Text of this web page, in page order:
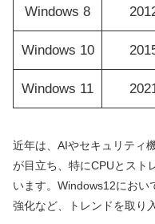
Windows 8
Windows 10
Windows 11
近年は、AIやセキュリティ
が目立ち、特にCPUとスト
います。Windows12におい
強化など、トレンドを取り